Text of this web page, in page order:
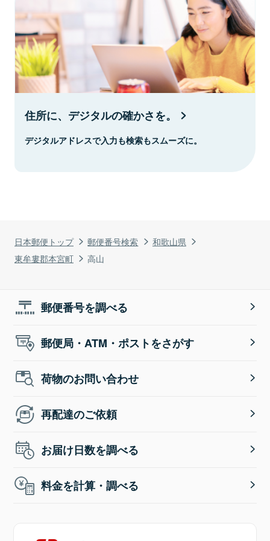
日本郵便トップ 郵便番号検索
和歌山県
東牟婁郡本宮町
高山
住所に、デジタルの確かさを。
デジタルアドレスで入力も検索もスムーズに。
郵便番号を調べる
郵便局・ATM・ポストをさがす
荷物のお問い合わせ
再配達のご依頼
お届け日数を調べる
料金を計算・調べる